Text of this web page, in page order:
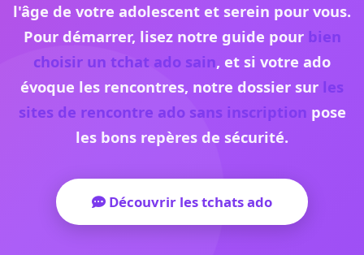
l'âge de votre adolescent et serein pour vous.
Pour démarrer, lisez notre guide pour bien
choisir un tchat ado sain, et si votre ado
évoque les rencontres, notre dossier sur les
sites de rencontre ado sans inscription pose
les bons repères de sécurité.
Découvrir les tchats ado